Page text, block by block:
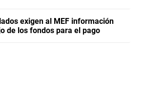
exigen al MEF información
de los fondos para el pago